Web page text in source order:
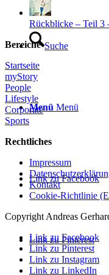
Suche
Menü Menü
Link zu Facebook
Link zu Pinterest
Rückblicke – Teil 3
Bereiche
Startseite
myStory
People
Lifestyle
Corporate
Sports
Rechtliches
Impressum
Kontakt
Cookie-Richtlinie
Copyright Andreas
Link zu Facebook
Link zu Pinterest
Link zu Instagram
Link zu LinkedIn